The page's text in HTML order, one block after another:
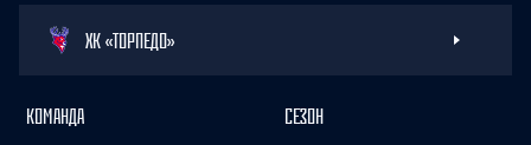
ХК «ТОРПЕДО»
КОМАНДА СЕЗОН